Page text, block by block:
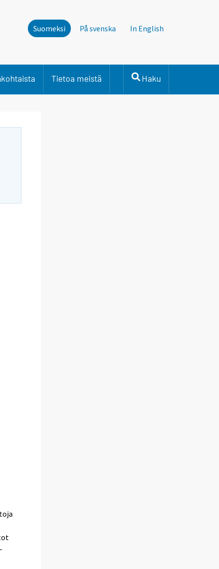
Suomeksi På svenska In English
Tietoa meistä Haku